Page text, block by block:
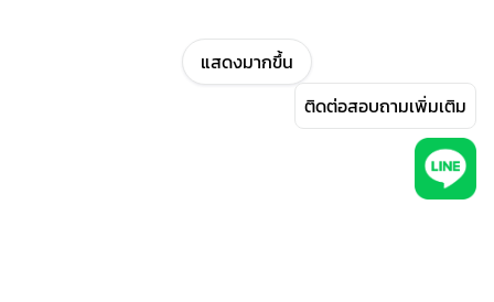
อาหาร และ ยารักษาเข้าสู่กระแสเลือดผ่านผิวหนังและเส้นเลือด
กระบอกฉีดยาในท้องตลาดถูกออกแบบมาอย่างหลากหลาย และมี
การออกแบบใบมีดล็อคยึดติดกับตัวกระบอก หรือที่รู้จักกันดีว่า luer-
lock syringe หรือ ไซริงค์หัวล็อค เพียงแค่บิดตัวมีดและหัวกระบอก
ไซริงค์ฉีดยา มีคุณภาพซื้อได้ไม่ยาก ผ่าน AllGenHealth ศูนย์รวม
แสดงมากขึ้น
ติดต่อสอบถามเพิ่มเติม